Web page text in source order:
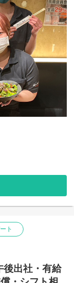
OK！
ト
後出社・有給